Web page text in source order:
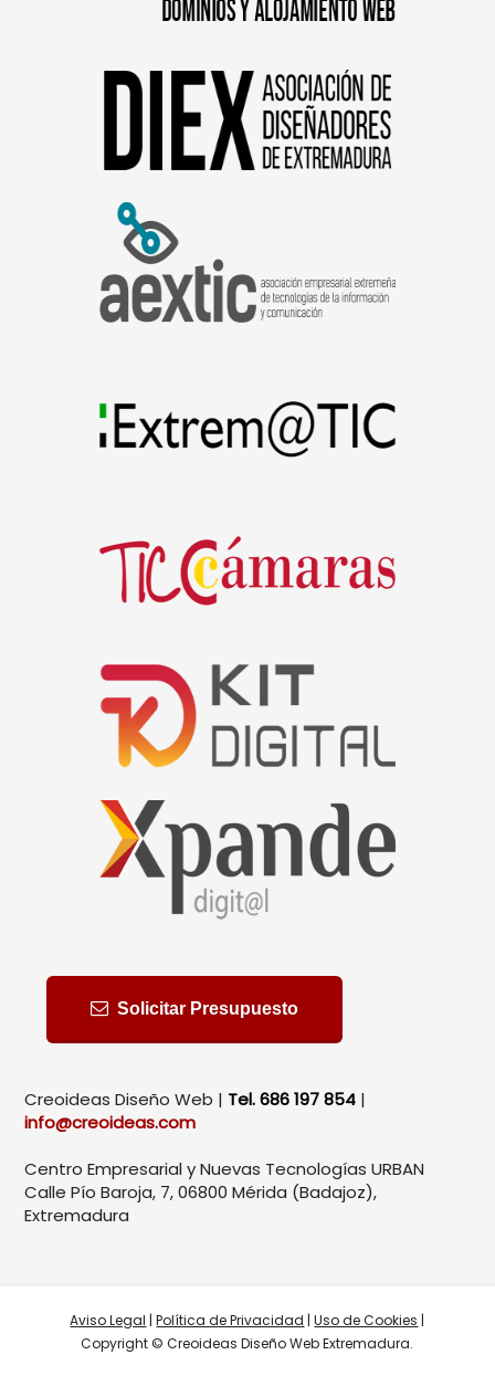
Solicitar Presupuesto
Creoideas Diseño Web | Tel. 686 197 854 |
info@creoideas.com
Centro Empresarial y Nuevas Tecnologías URBAN
Calle Pío Baroja, 7, 06800 Mérida (Badajoz),
Extremadura
Aviso Legal |Política de Privacidad |Uso de Cookies |
Copyright © Creoideas Diseño Web Extremadura.